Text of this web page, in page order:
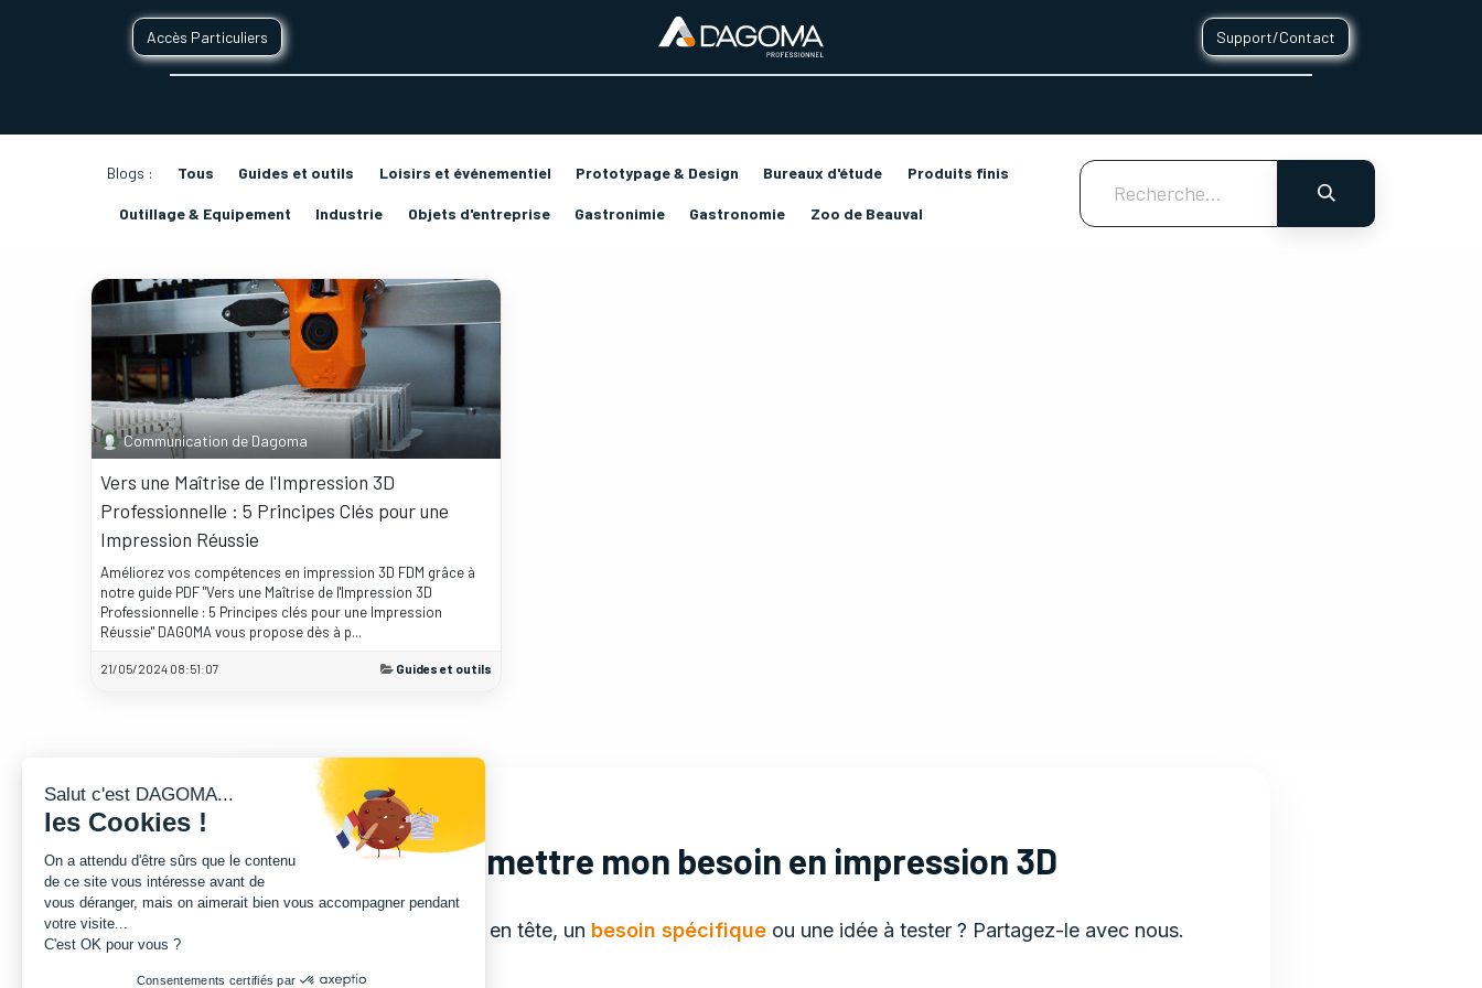
Accès Particuliers Support/Contact
Blogs : Tous Guides et outils Loisirs et événementiel Prototypage & Design Bureaux d'étude Produits finis
Outillage & Equipement Industrie Objets d'entreprise Gastronimie Gastronomie Zoo de Beauval
Communication de Dagoma
Vers une Maîtrise de l'Impression 3D
Professionnelle : 5 Principes Clés pour une
Impression Réussie
Améliorez vos compétences en impression 3D FDM grâce à
notre guide PDF "Vers une Maîtrise de l'Impression 3D
Professionnelle : 5 Principes clés pour une Impression
Réussie" DAGOMA vous propose dès à p...
21/05/2024 08:51:07 Guides et outils
Soumettre mon besoin en impression 3D
en tête, un besoin spécifiqueou une idée à tester ? Partagez-le avec nous.
Salut c'est DAGOMA...
les Cookies !
On a attendu d'être sûrs que le contenu
de ce site vous intéresse avant de
vous déranger, mais on aimerait bien vous accompagner pendant
votre visite...
C'est OK pour vous ?
Consentements certifiés par